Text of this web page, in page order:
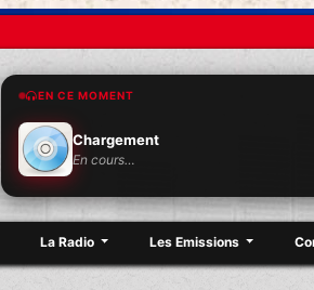
EN CE MOMENT
Chargement
En cours…
La Radio Les Emissions